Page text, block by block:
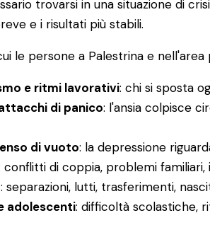
trovarsi in una situazione di
e i risultati più stabili.
le persone a Palestrina e
e ritmi lavorativi: chi si sposta
di panico: l'ansia colpisce
di vuoto: la depressione
conflitti di coppia, problemi familiari,
: separazioni, lutti, trasferimenti,
adolescenti: difficoltà scolastiche,